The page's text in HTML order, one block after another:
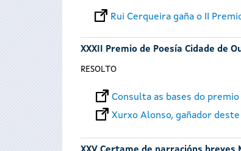
Rui Cerqueira gaña o II
XXXII Premio de Poesía Cidade de
RESOLTO
Consulta as bases do premio
Xurxo Alonso, gañador